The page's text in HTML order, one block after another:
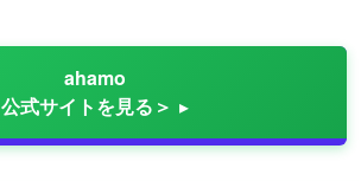
ahamo
公式サイトを見る＞